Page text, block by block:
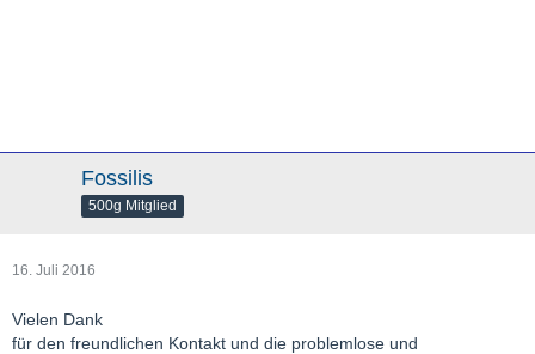
Fossilis
500g Mitglied
16. Juli 2016
Vielen Dank
für den freundlichen Kontakt und die problemlose und